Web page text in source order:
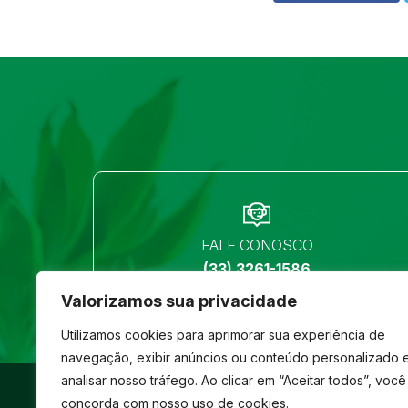
Valorizamos sua privacidade
Utilizamos cookies para aprimorar sua experiência de
navegação, exibir anúncios ou conteúdo personalizado
analisar nosso tráfego. Ao clicar em “Aceitar todos”, você
concorda com nosso uso de cookies.
FALE CONOSCO
(33) 3261-1586
© São José- Todos os direitos reservados